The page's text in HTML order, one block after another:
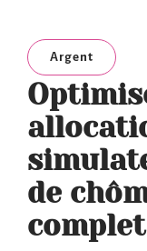
Argent
de
complet